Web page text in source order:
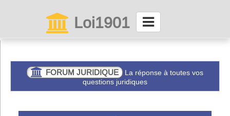
Loi1901
ConnexionFORUM JURIDIQUE
La réponse à toutes vos
questions juridiques